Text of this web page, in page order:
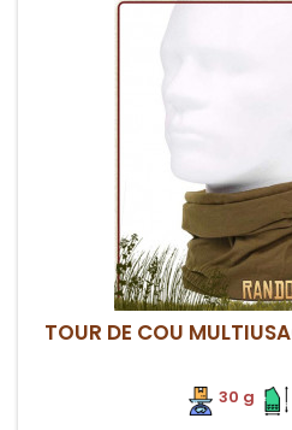
TOUR DE COU
30 g